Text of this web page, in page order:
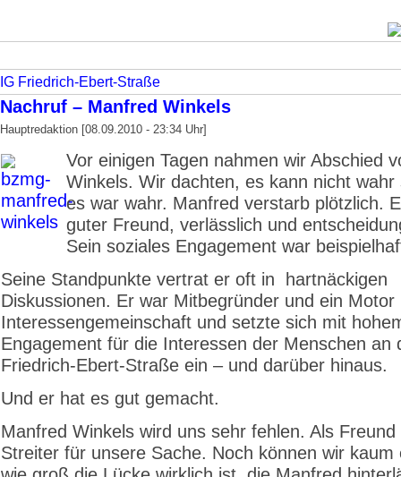
IG Friedrich-Ebert-Straße
Nachruf – Manfred Winkels
Hauptredaktion [08.09.2010 - 23:34 Uhr]
Vor einigen Tagen nahmen wir Abschied
Winkels. Wir dachten, es kann nicht wahr
es war wahr. Manfred verstarb plötzlich.
guter Freund, verlässlich und
Sein soziales Engagement war
Seine Standpunkte vertrat er oft in hartnäckigen
Diskussionen. Er war Mitbegründer und ein Motor
Interessengemeinschaft und setzte sich mit
Engagement für die Interessen der Menschen an
Friedrich-Ebert-Straße ein – und darüber hinaus.
Und er hat es gut gemacht.
Manfred Winkels wird uns sehr fehlen. Als Freund
Streiter für unsere Sache. Noch können wir kaum